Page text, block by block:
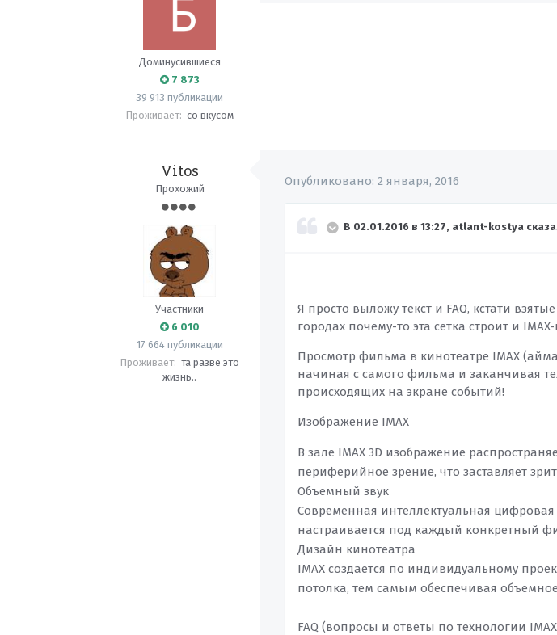
Доминусившиеся
7 873
39 913 публикации
Проживает: со вкусом
Vitos
Прохожий
Участники
6 010
17 664 публикации
Проживает: та разве это
жизнь..
Опубликовано:2 января, 2016
В 02.01.2016 в 13:27, atlant-kostya
Я просто выложу текст и FAQ, кстати
городах почему-то эта сетка строит и
Просмотр фильма в кинотеатре IMAX
начиная с самого фильма и заканчивая
происходящих на экране событий!
Изображение IMAX
В зале IMAX 3D изображение
периферийное зрение, что заставляет
Объемный звук
Современная интеллектуальная
настраивается под каждый конкретный
Дизайн кинотеатра
IMAX создается по индивидуальному
потолка, тем самым обеспечивая
FAQ (вопросы и ответы по технологии